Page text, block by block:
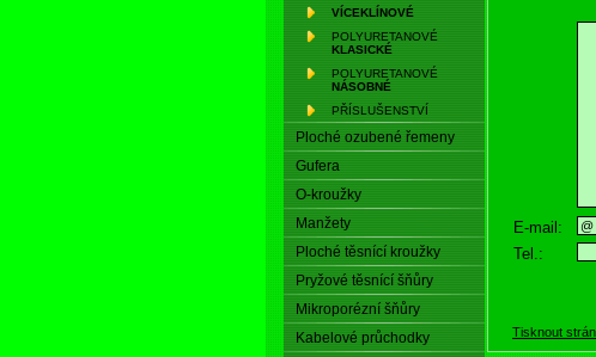
VÍCEKLÍNOVÉ
POLYURETANOVÉ
KLASICKÉ
POLYURETANOVÉ
NÁSOBNÉ
PŘÍSLUŠENSTVÍ
Ploché ozubené řemeny
Gufera
O-kroužky
Manžety
Ploché těsnící kroužky
Pryžové těsnící šňůry
Mikroporézní šňůry
Kabelové průchodky
E-mail:
Tel.:
Tisknout